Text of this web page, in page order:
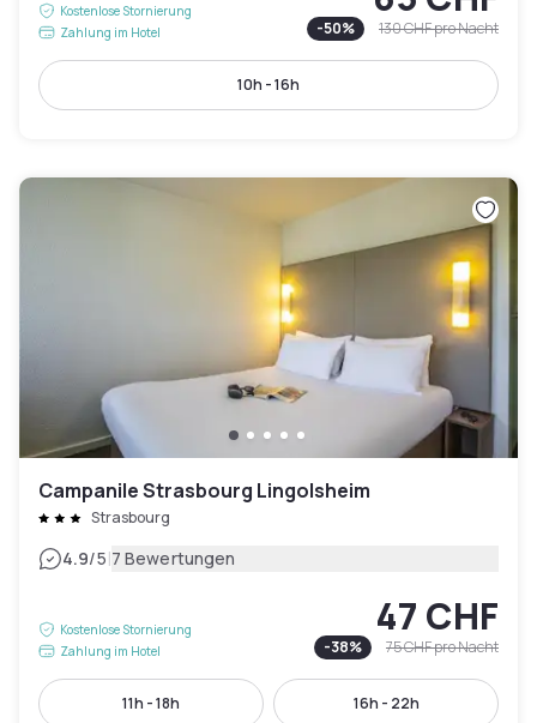
Kostenlose Stornierung
Zahlung im Hotel
-50% 130 CHFpro Nacht
10h - 16h
Campanile Strasbourg Lingolsheim
Strasbourg
4.9/5|7 Bewertungen
Kostenlose Stornierung
Zahlung im Hotel
47 CHF
-38% 75 CHFpro Nacht
11h - 18h 16h - 22h